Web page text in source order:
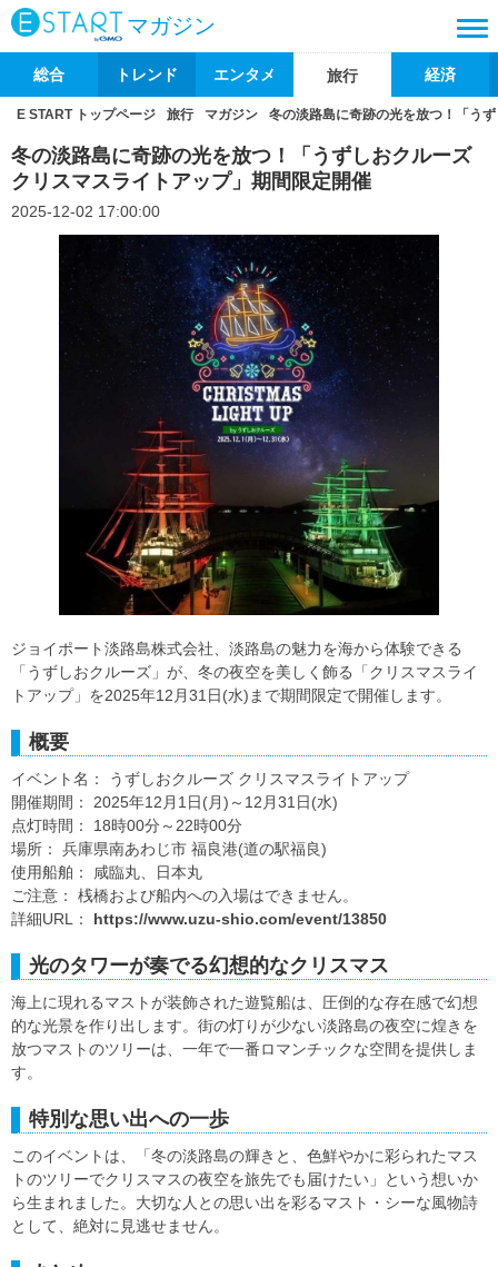
マガジン
総合 トレンド エンタメ 旅行 経済
E START トップページ 旅行 マガジン 冬の淡路島に奇跡の光を放つ！「う
冬の淡路島に奇跡の光を放つ！「うずしおクルーズ
クリスマスライトアップ」期間限定開催
2025-12-02 17:00:00
ジョイポート淡路島株式会社、淡路島の魅力を海から体験できる
「うずしおクルーズ」が、冬の夜空を美しく飾る「クリスマスライ
トアップ」を2025年12月31日(水)まで期間限定で開催します。
概要
イベント名： うずしおクルーズ クリスマスライトアップ
開催期間： 2025年12月1日(月)～12月31日(水)
点灯時間： 18時00分～22時00分
場所： 兵庫県南あわじ市 福良港(道の駅福良)
使用船舶： 咸臨丸、日本丸
ご注意： 桟橋および船内への入場はできません。
詳細URL： https://www.uzu-shio.com/event/13850
光のタワーが奏でる幻想的なクリスマス
海上に現れるマストが装飾された遊覧船は、圧倒的な存在感で幻想
的な光景を作り出します。街の灯りが少ない淡路島の夜空に煌きを
放つマストのツリーは、一年で一番ロマンチックな空間を提供しま
す。
特別な思い出への一歩
このイベントは、「冬の淡路島の輝きと、色鮮やかに彩られたマス
トのツリーでクリスマスの夜空を旅先でも届けたい」という想いか
ら生まれました。大切な人との思い出を彩るマスト・シーな風物詩
として、絶対に見逃せません。